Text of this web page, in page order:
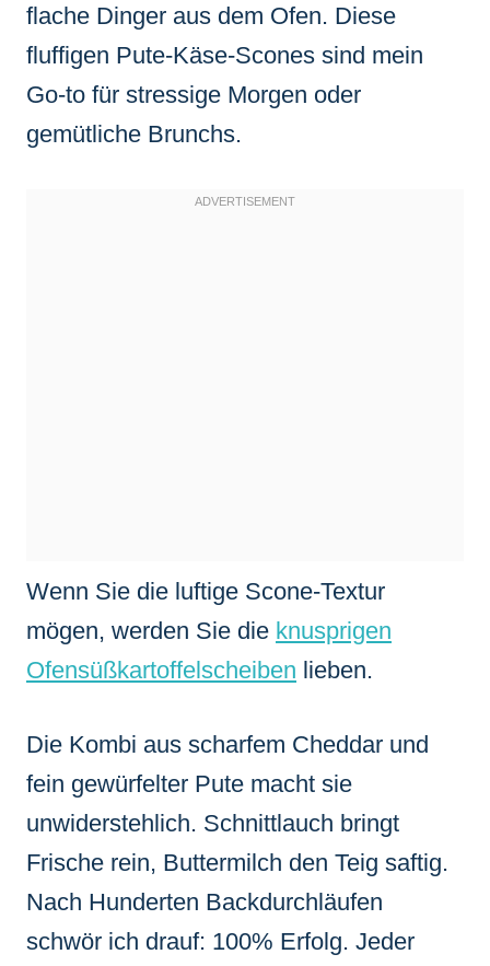
flache Dinger aus dem Ofen. Diese
fluffigen Pute-Käse-Scones sind mein
Go-to für stressige Morgen oder
gemütliche Brunchs.
Wenn Sie die luftige Scone-Textur
mögen, werden Sie die knusprigen
Ofensüßkartoffelscheiben lieben.
Die Kombi aus scharfem Cheddar und
fein gewürfelter Pute macht sie
unwiderstehlich. Schnittlauch bringt
Frische rein, Buttermilch den Teig saftig.
Nach Hunderten Backdurchläufen
schwör ich drauf: 100% Erfolg. Jeder